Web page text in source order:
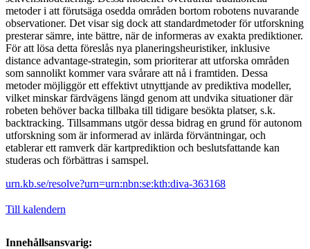
metoder i att förutsäga osedda områden bortom robotens nuvarande
observationer. Det visar sig dock att standardmetoder för utforskning
presterar sämre, inte bättre, när de informeras av exakta prediktioner.
För att lösa detta föreslås nya planeringsheuristiker, inklusive
distance advantage-strategin, som prioriterar att utforska områden
som sannolikt kommer vara svårare att nå i framtiden. Dessa
metoder möjliggör ett effektivt utnyttjande av prediktiva modeller,
vilket minskar färdvägens längd genom att undvika situationer där
robeten behöver backa tillbaka till tidigare besökta platser, s.k.
backtracking. Tillsammans utgör dessa bidrag en grund för autonom
utforskning som är informerad av inlärda förväntningar, och
etablerar ett ramverk där kartprediktion och beslutsfattande kan
studeras och förbättras i samspel.
urn.kb.se/resolve?urn=urn:nbn:se:kth:diva-363168
Till kalendern
Innehållsansvarig: